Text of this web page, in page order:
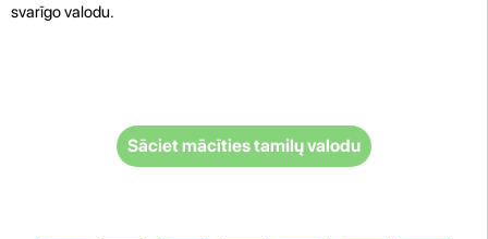
svarīgo valodu.
Sāciet mācīties tamilų valodu